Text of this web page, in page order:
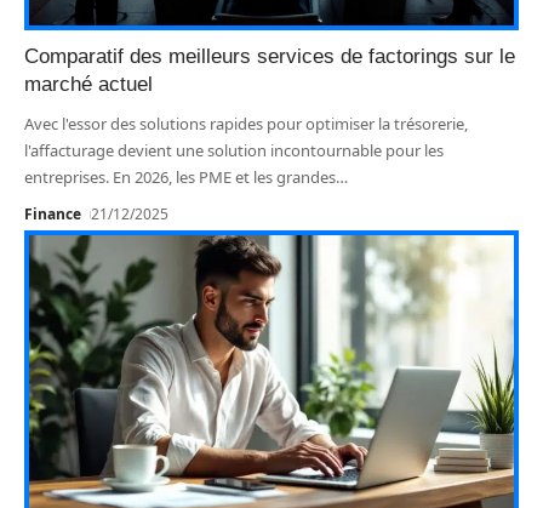
Comparatif des meilleurs services de factorings sur le
marché actuel
Avec l'essor des solutions rapides pour optimiser la trésorerie,
l'affacturage devient une solution incontournable pour les
entreprises. En 2026, les PME et les grandes…
Finance 21/12/2025